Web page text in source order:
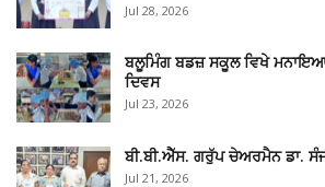
Jul 28, 2026
ਬਲੂਮਿੰਗ ਬਡਜ਼ ਸਕੂਲ ਵਿਖੇ
ਦਿਵਸ
Jul 23, 2026
ਬੀ.ਬੀ.ਐੱਸ. ਗਰੁੱਪ ਚੇਅਰਮੈਨ ਡਾ.
Jul 21, 2026